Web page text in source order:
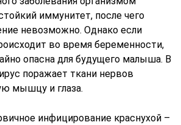
иммунитет, после чего
невозможно. Однако если
во время беременности,
опасна для будущего малыша. В
поражает ткани нервов
мышцу и глаза.
инфицирование краснухой –